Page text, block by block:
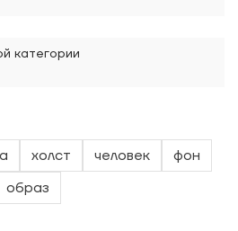
категории
холст человек
фон
образ